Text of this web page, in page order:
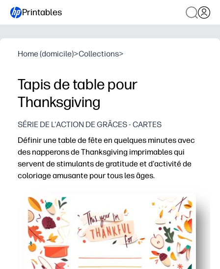
Printables
Home (domicile)>Collections>
Tapis de table pour
Thanksgiving
SÉRIE DE L'ACTION DE GRÂCES - CARTES
Définir une table de fête en quelques minutes avec
des napperons de Thanksgiving imprimables qui
servent de stimulants de gratitude et d'activité de
coloriage amusante pour tous les âges.
Impression à l'emploi - aucune découpe ni
Maintient l'engagement des enfants et des invités
Des lignes de reconnaissance guidées suscitent une
Il sert également de décor et de souvenir à emporter -